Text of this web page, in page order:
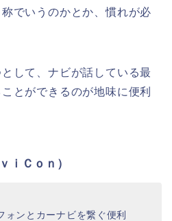
でいうのかとか、慣れが必
して、ナビが話している最
とができるのが地味に便利
ｉＣｏｎ）
ォンとカーナビを繋ぐ便利